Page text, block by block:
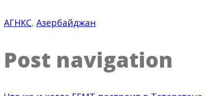
АГНКС, Азербайджан
Post navigation